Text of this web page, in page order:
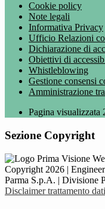
Cookie policy
Note legali
Informativa Privacy
Ufficio Relazioni
Dichiarazione di
Obiettivi di
Whistleblowing
Gestione consensi
Amministrazione
Pagina visualizzata
Sezione Copyright
Copyright 2026 |
Parma S.p.A. | Divisione
Disclaimer trattamento